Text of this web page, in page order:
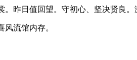
日值回望。守初心、坚决贤良。
流馆内存。